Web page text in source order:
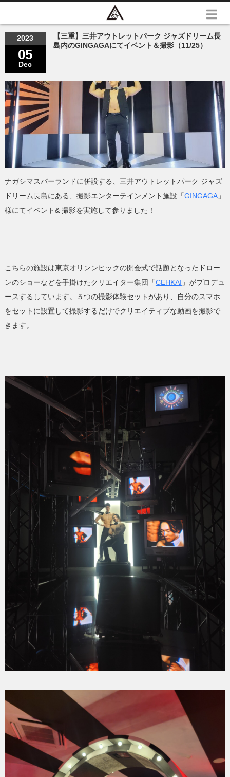
2023
05
Dec
【三重】三井アウトレットパーク ジャズドリーム長
島内のGINGAGAにてイベント＆撮影（11/25）
ナガシマスパーランドに併設する、三井アウトレットパーク ジャズ
ドリーム長島にある、撮影エンターテインメント施設「GINGAGA」
様にてイベント& 撮影を実施して参りました！
こちらの施設は東京オリンンピックの開会式で話題となったドロー
ンのショーなどを手掛けたクリエイター集団「CEHKAI 」がプロデュ
ースするしています。５つの撮影体験セットがあり、自分のスマホ
をセットに設置して撮影するだけでクリエイティブな動画を撮影で
きます。